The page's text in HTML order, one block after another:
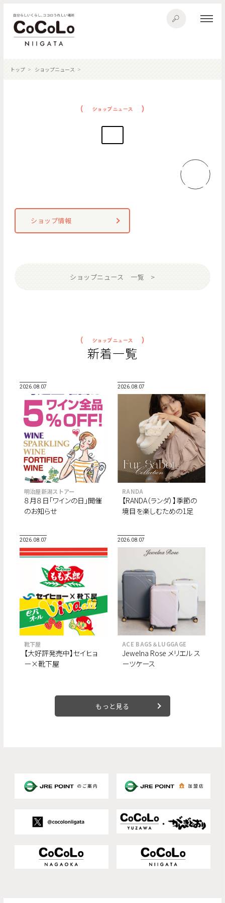
トップ ショップニュース
ショップ情報
ショップニュース 一覧
新着一覧
2026.08.07
明治屋新潟ストアー
８月８日「ワインの日」開催
のお知らせ
2026.08.07
RANDA
【RANDA（ランダ）】季節の
境目を楽しむための1足
2026.08.07
靴下屋
【大好評発売中】セイヒョ
ー×靴下屋
2026.08.07
ACE BAGS＆LUGGAGE
Jewelna Rose メリエル ス
ーツケース
もっと見る